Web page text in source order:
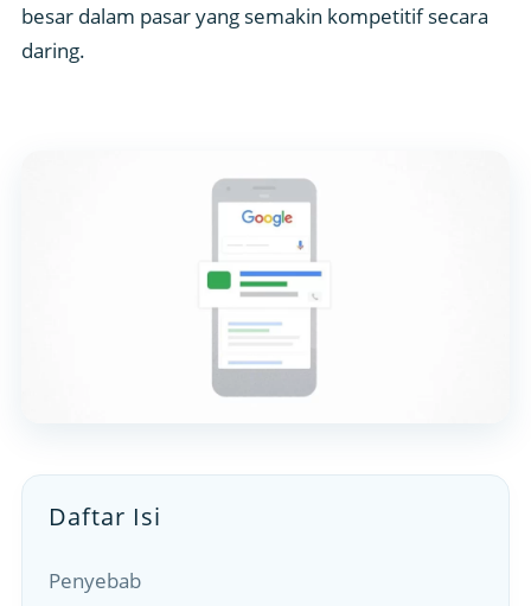
besar dalam pasar yang semakin kompetitif secara
daring.
Daftar Isi
Penyebab